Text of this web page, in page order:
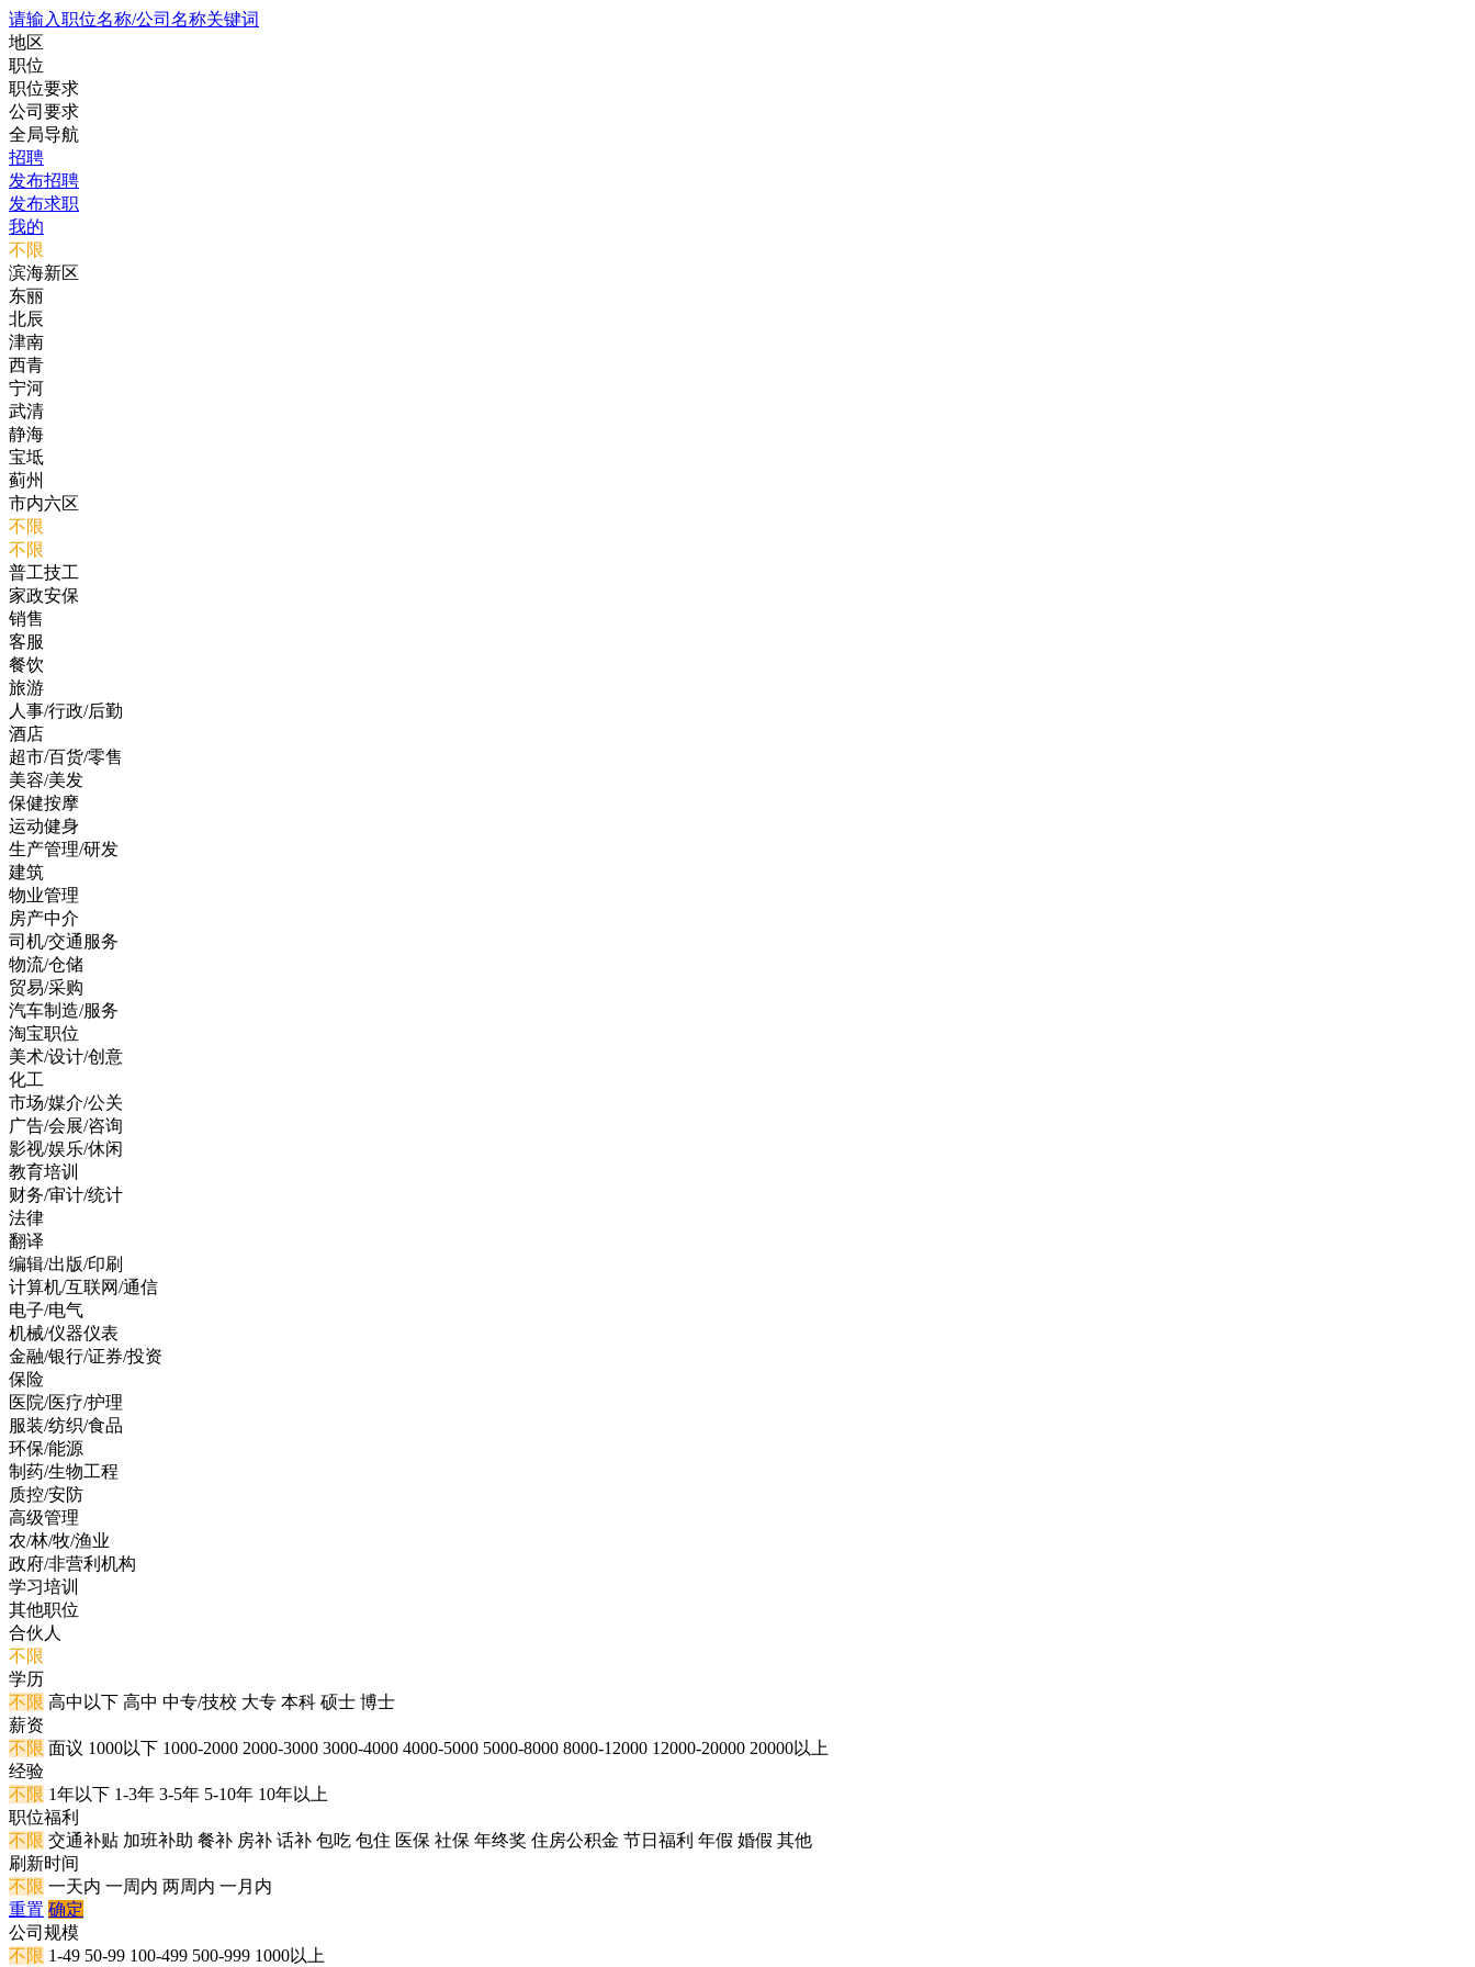
请输入职位名称/公司名称关键词
地区
职位
职位要求
公司要求
全局导航
招聘
发布招聘
发布求职
我的
不限
滨海新区
东丽
北辰
津南
西青
宁河
武清
静海
宝坻
蓟州
市内六区
不限
不限
普工技工
家政安保
销售
客服
餐饮
旅游
人事/行政/后勤
酒店
超市/百货/零售
美容/美发
保健按摩
运动健身
生产管理/研发
建筑
物业管理
房产中介
司机/交通服务
物流/仓储
贸易/采购
汽车制造/服务
淘宝职位
美术/设计/创意
化工
市场/媒介/公关
广告/会展/咨询
影视/娱乐/休闲
教育培训
财务/审计/统计
法律
翻译
编辑/出版/印刷
计算机/互联网/通信
电子/电气
机械/仪器仪表
金融/银行/证券/投资
保险
医院/医疗/护理
服装/纺织/食品
环保/能源
制药/生物工程
质控/安防
高级管理
农/林/牧/渔业
政府/非营利机构
学习培训
其他职位
合伙人
不限
学历
不限 高中以下 高中 中专/技校 大专 本科 硕士 博士
薪资
不限 面议 1000以下 1000-2000 2000-3000 3000-4000 4000-5000 5000-8000 8000-12000 12000-20000 20000以上
经验
不限 1年以下 1-3年 3-5年 5-10年 10年以上
职位福利
不限 交通补贴 加班补助 餐补 房补 话补 包吃 包住 医保 社保 年终奖 住房公积金 节日福利 年假 婚假 其他
刷新时间
不限 一天内 一周内 两周内 一月内
重置 确定
公司规模
不限 1-49 50-99 100-499 500-999 1000以上